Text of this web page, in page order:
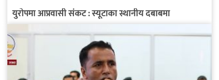
युरोपमा आप्रवासी संकट : स्यूटाका स्थानीय दबाबमा